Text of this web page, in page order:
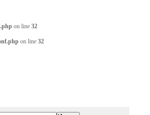
on line 32
on line 32